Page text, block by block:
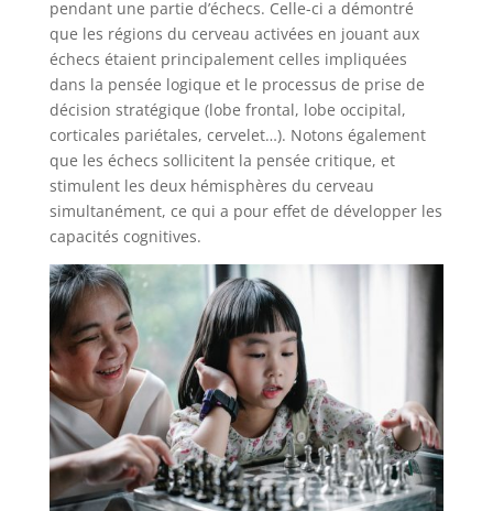
pendant une partie d’échecs. Celle-ci a démontré
que les régions du cerveau activées en jouant aux
échecs étaient principalement celles impliquées
dans la pensée logique et le processus de prise de
décision stratégique (lobe frontal, lobe occipital,
corticales pariétales, cervelet…). Notons également
que les échecs sollicitent la pensée critique, et
stimulent les deux hémisphères du cerveau
simultanément, ce qui a pour effet de développer les
capacités cognitives.